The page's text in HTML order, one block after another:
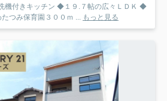
付きキッチン ◆１９.７帖の広々ＬＤＫ ◆
イドバルコニー ●わたつみ保育園３００ｍ ... もっと見る